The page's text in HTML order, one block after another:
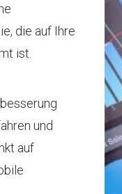
die auf Ihre
ist.
und
auf